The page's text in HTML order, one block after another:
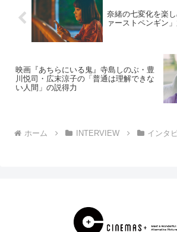
奈緒の七変化を楽
ァーストペンギン」
映画『あちらにいる鬼』寺島しのぶ・豊
川悦司・広末涼子の「普通は理解できな
い人間」の説得力
ホーム INTERVIEW インタ